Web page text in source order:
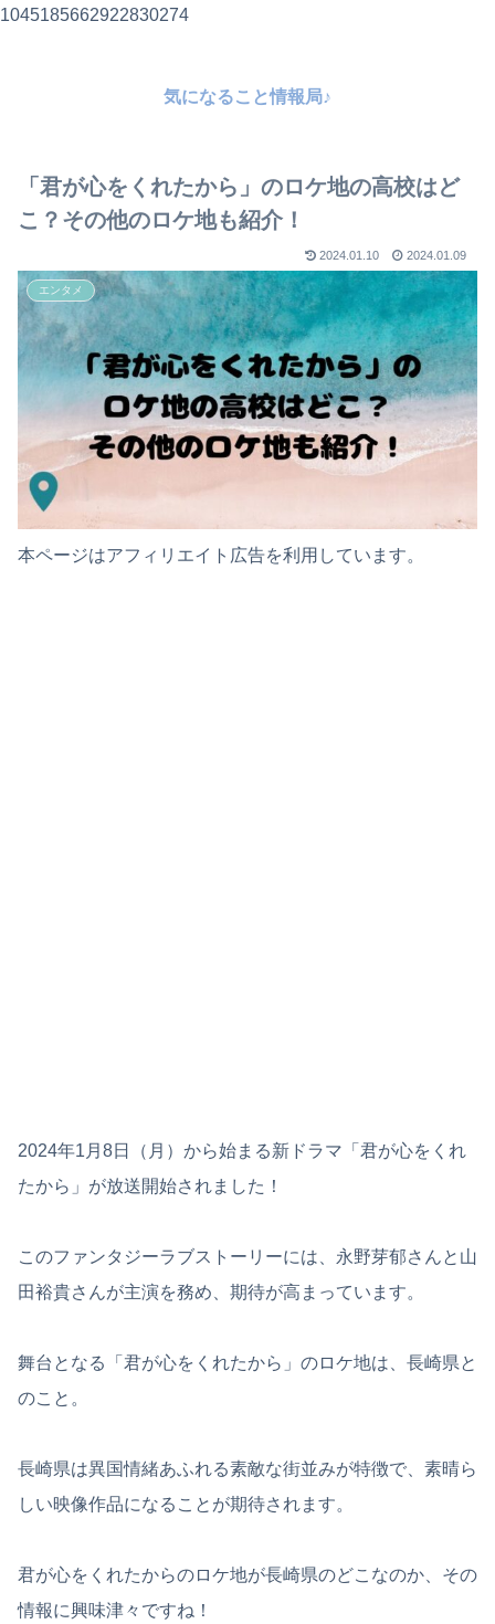
1045185662922830274
気になること情報局♪
「君が心をくれたから」のロケ地の高校はど
こ？その他のロケ地も紹介！
2024.01.10 2024.01.09
エンタメ
本ページはアフィリエイト広告を利用しています。
2024年1月8日（月）から始まる新ドラマ「君が心をくれ
たから」が放送開始されました！
このファンタジーラブストーリーには、永野芽郁さんと山
田裕貴さんが主演を務め、期待が高まっています。
舞台となる「君が心をくれたから」のロケ地は、長崎県と
のこと。
長崎県は異国情緒あふれる素敵な街並みが特徴で、素晴ら
しい映像作品になることが期待されます。
君が心をくれたからのロケ地が長崎県のどこなのか、その
情報に興味津々ですね！